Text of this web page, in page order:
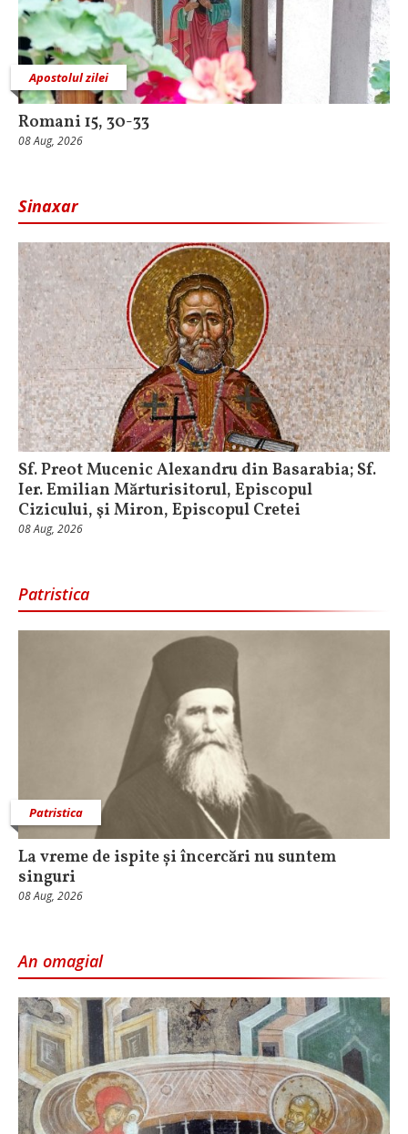
Apostolul zilei
Romani 15, 30-33
08 Aug, 2026
Sinaxar
Sf. Preot Mucenic Alexandru din Basarabia; Sf.
Ier. Emilian Mărturisitorul, Episcopul
Cizicului, şi Miron, Episcopul Cretei
08 Aug, 2026
Patristica
Patristica
La vreme de ispite și încercări nu suntem
singuri
08 Aug, 2026
An omagial